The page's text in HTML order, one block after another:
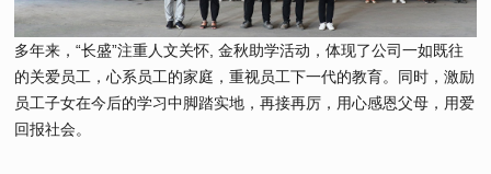
多年来，“长盛”注重人文关怀, 金秋助学活动，体现了公司一如既往
的关爱员工，心系员工的家庭，重视员工下一代的教育。同时，激励
员工子女在今后的学习中脚踏实地，再接再厉，用心感恩父母，用爱
回报社会。